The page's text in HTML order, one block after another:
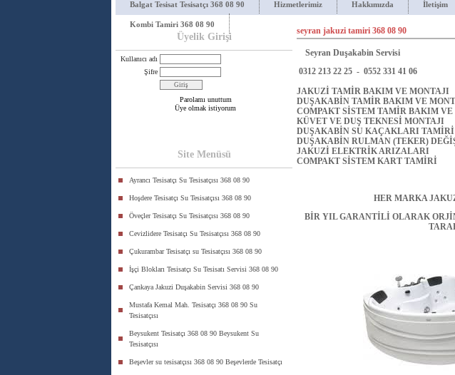
Balgat Tesisat Tesisatçı 368 08 90 Hizmetlerimiz Hakkımızda İletişim
Kombi Tamiri 368 08 90
Üyelik Girişi
Kullanıcı adı
Şifre
Parolamı unuttum
Üye olmak istiyorum
Site Menüsü
Ayrancı Tesisatçı Su Tesisatçısı 368 08 90
Hoşdere Tesisatçı Su Tesisatçısı 368 08 90
Öveçler Tesisatçı Su Tesisatçısı 368 08 90
Cevizlidere Tesisatçı Su Tesisatçısı 368 08 90
Çukurambar Tesisatçı su Tesisatçısı 368 08 90
İşçi Blokları Tesisatçı Su Tesisatı Servisi 368 08 90
Çankaya Jakuzi Duşakabin Servisi 368 08 90
Mustafa Kemal Mah. Tesisatçı 368 08 90 Su
Tesisatçısı
Beysukent Tesisatçı 368 08 90 Beysukent Su
Tesisatçısı
Beşevler su tesisatçısı 368 08 90 Beşevlerde Tesisatçı
seyran jakuzi tamiri 368 08 90
Seyran Duşakabin Servisi
0312 213 22 25 - 0552 331 41 06
JAKUZİ TAMİR BAKIM VE MONTAJI
DUŞAKABİN TAMİR BAKIM VE
COMPAKT SİSTEM TAMİR BAKIM VE
KÜVET VE DUŞ TEKNESİ MONTAJI
DUŞAKABİN SU KAÇAKLARI TAMİRİ
DUŞAKABİN RULMAN (TEKER)
JAKUZİ ELEKTRİK ARIZALARI
COMPAKT SİSTEM KART TAMİRİ
HER MARKA
BİR YIL GARANTİLİ OLARAK